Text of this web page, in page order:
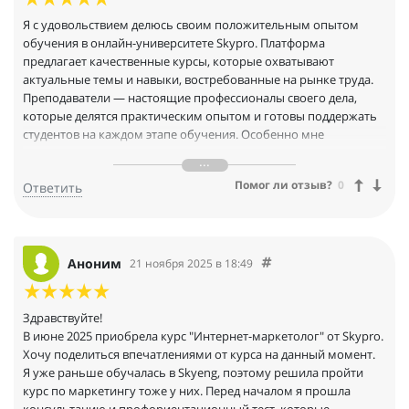
полноценным кейсом для моего портфолио. Спасибо за
структурированные знания. Рекомендую Skypro как
платформу, где действительно заботятся о результате каждого
студента.
Я с удовольствием делюсь своим положительным опытом
обучения в онлайн-университете Skypro. Платформа
предлагает качественные курсы, которые охватывают
актуальные темы и навыки, востребованные на рынке труда.
Преподаватели — настоящие профессионалы своего дела,
которые делятся практическим опытом и готовы поддержать
студентов на каждом этапе обучения. Особенно мне
включают интерактивные задания, что позволяет закрепить
полученные знания на практике. Также стоит отметить
Ответить Помог ли отзыв? 0
Аноним 21 ноября 2025 в 18:49
Здравствуйте!
В июне 2025 приобрела курс "Интернет-маркетолог" от Skypro.
Хочу поделиться впечатлениями от курса на данный момент.
Я уже раньше обучалась в Skyeng, поэтому решила пройти
курс по маркетингу тоже у них. Перед началом я прошла